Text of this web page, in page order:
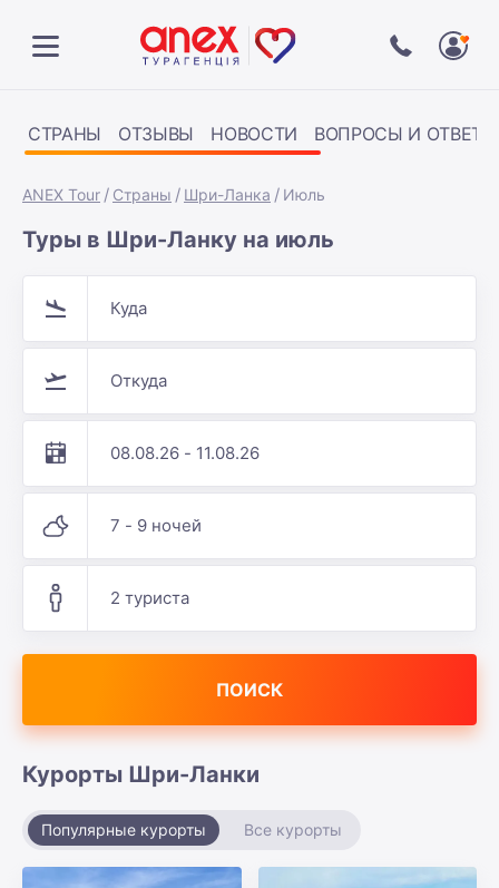
СТРАНЫ ОТЗЫВЫ НОВОСТИ ВОПРОСЫ И ОТВЕТЫ
ANEX Tour Страны Шри-Ланка Июль
Туры в Шри-Ланку на июль
Куда
Откуда
08.08.26 - 11.08.26
7 - 9 ночей
2 туриста
ПОИСК
Курорты Шри-Ланки
Популярные курорты Все курорты